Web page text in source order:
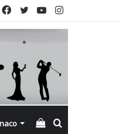
Instagram
YouTube
Twitter
Facebook
Смотреть